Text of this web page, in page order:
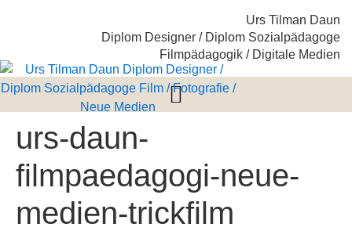
Urs Tilman Daun
Diplom Designer / Diplom Sozialpädagoge
Filmpädagogik / Digitale Medien
urs-daun-
filmpaedagogi-neue-
medien-trickfilm